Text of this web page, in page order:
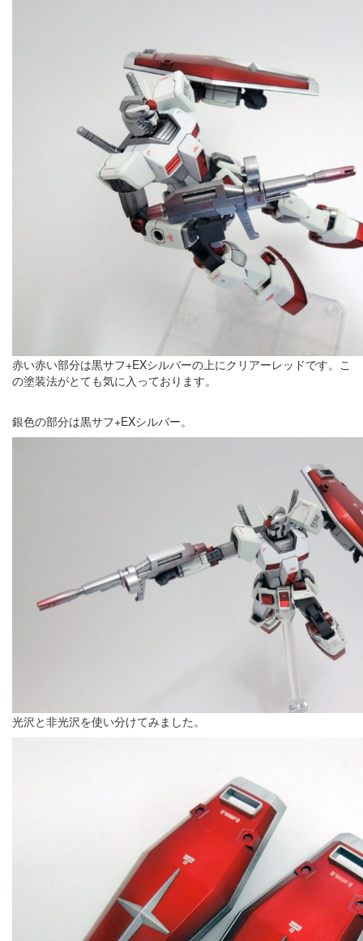
赤い赤い部分は黒サフ+EXシルバーの上にクリアーレッドです。こ
の塗装法がとても気に入っております。
銀色の部分は黒サフ+EXシルバー。
光沢と非光沢を使い分けてみました。